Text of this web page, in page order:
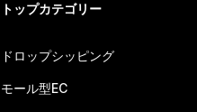
トップカテゴリー
ドロップシッピング
モール型EC